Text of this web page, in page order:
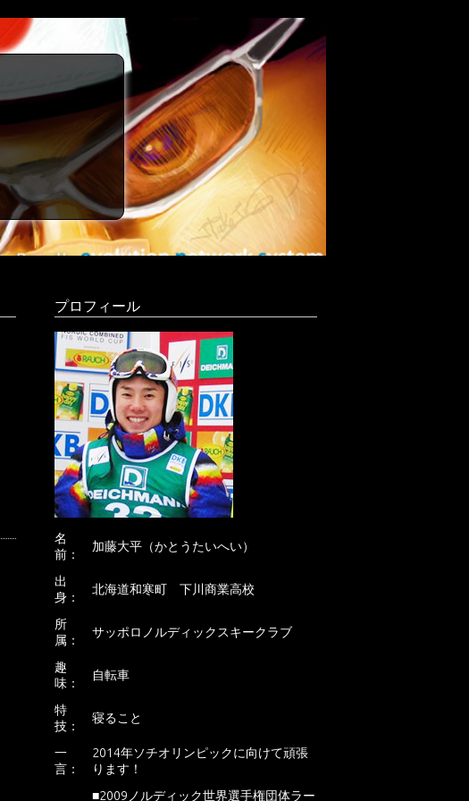
プロフィール
名
前：
加藤大平（かとうたいへい）
出
身：
北海道和寒町 下川商業高校
所
属：
サッポロノルディックスキークラブ
趣
味：
自転車
特
技：
寝ること
一
言：
2014年ソチオリンピックに向けて頑張
ります！
■2009ノルディック世界選手権団体ラー